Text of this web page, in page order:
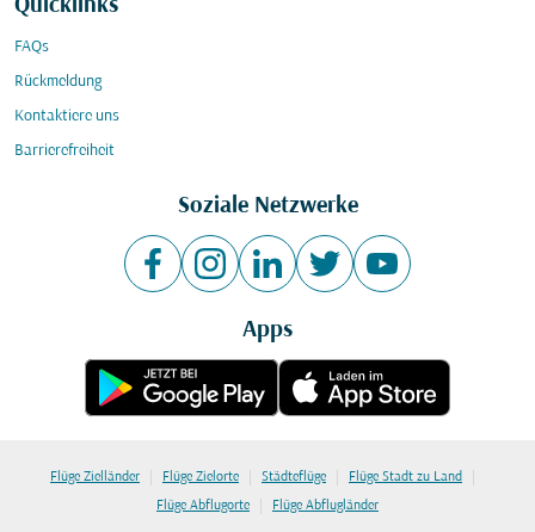
Quicklinks
FAQs
Rückmeldung
Kontaktiere uns
Barrierefreiheit
Soziale Netzwerke
Apps
Flüge Zielländer | Flüge Zielorte | Städteflüge | Flüge Stadt zu Land |
Flüge Abflugorte | Flüge Abflugländer